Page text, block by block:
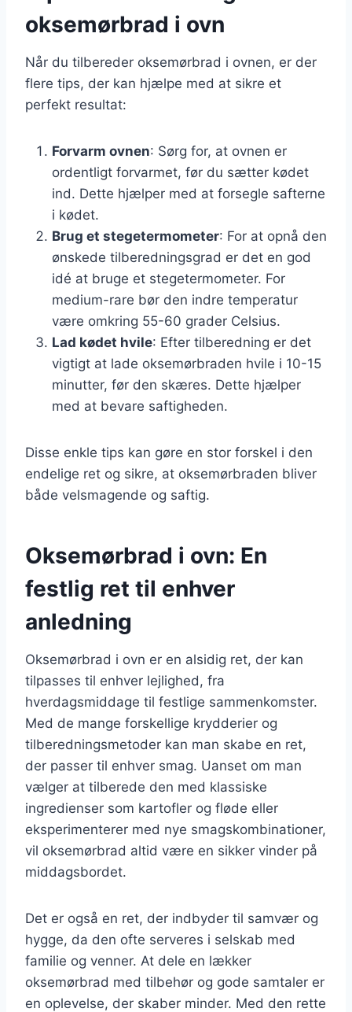
oksemørbrad i ovn
Når du tilbereder oksemørbrad i ovnen, er der
flere tips, der kan hjælpe med at sikre et
perfekt resultat:
Forvarm ovnen: Sørg for, at ovnen er
ordentligt forvarmet, før du sætter kødet
ind. Dette hjælper med at forsegle safterne
i kødet.
Brug et stegetermometer: For at opnå den
ønskede tilberedningsgrad er det en god
idé at bruge et stegetermometer. For
medium-rare bør den indre temperatur
være omkring 55-60 grader Celsius.
Lad kødet hvile: Efter tilberedning er det
vigtigt at lade oksemørbraden hvile i 10-15
minutter, før den skæres. Dette hjælper
med at bevare saftigheden.
Disse enkle tips kan gøre en stor forskel i den
endelige ret og sikre, at oksemørbraden bliver
både velsmagende og saftig.
Oksemørbrad i ovn: En
festlig ret til enhver
anledning
Oksemørbrad i ovn er en alsidig ret, der kan
tilpasses til enhver lejlighed, fra
hverdagsmiddage til festlige sammenkomster.
Med de mange forskellige krydderier og
tilberedningsmetoder kan man skabe en ret,
der passer til enhver smag. Uanset om man
vælger at tilberede den med klassiske
ingredienser som kartofler og fløde eller
eksperimenterer med nye smagskombinationer,
vil oksemørbrad altid være en sikker vinder på
middagsbordet.
Det er også en ret, der indbyder til samvær og
hygge, da den ofte serveres i selskab med
familie og venner. At dele en lækker
oksemørbrad med tilbehør og gode samtaler er
en oplevelse, der skaber minder. Med den rette